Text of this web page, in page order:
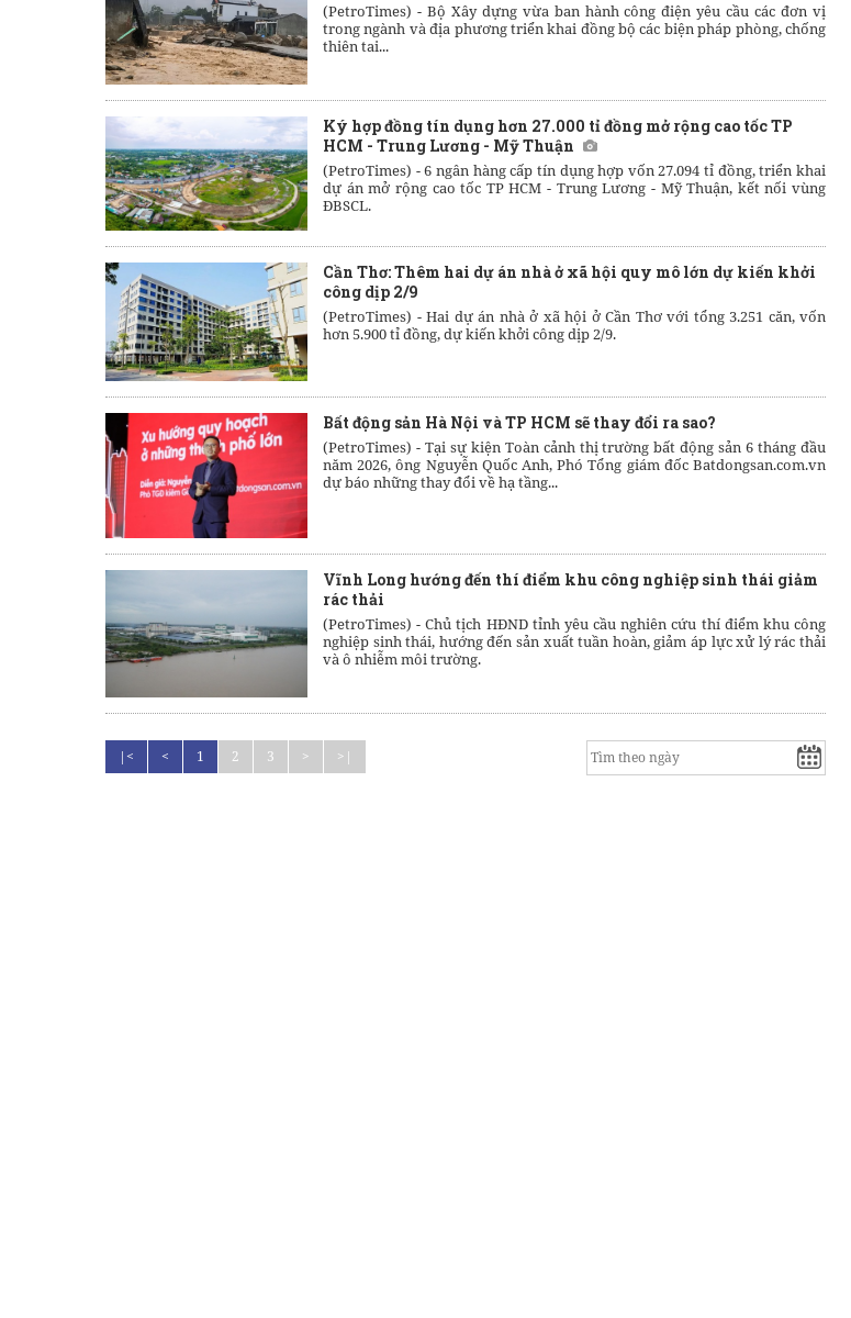
(PetroTimes) - Bộ Xây dựng vừa ban hành công điện yêu cầu các đơn vị
trong ngành và địa phương triển khai đồng bộ các biện pháp phòng, chống
thiên tai...
Ký hợp đồng tín dụng hơn 27.000 tỉ đồng mở rộng cao tốc TP
HCM - Trung Lương - Mỹ Thuận
(PetroTimes) -6 ngân hàng cấp tín dụng hợp vốn 27.094 tỉ đồng, triển khai
dự án mở rộng cao tốc TP HCM - Trung Lương - Mỹ Thuận, kết nối vùng
ĐBSCL.
Cần Thơ: Thêm hai dự án nhà ở xã hội quy mô lớn dự kiến khởi
công dịp 2/9
(PetroTimes) - Hai dự án nhà ở xã hội ở Cần Thơ với tổng 3.251 căn, vốn
hơn 5.900 tỉ đồng, dự kiến khởi công dịp 2/9.
Bất động sản Hà Nội và TP HCM sẽ thay đổi ra sao?
(PetroTimes) - Tại sự kiện Toàn cảnh thị trường bất động sản 6 tháng đầu
năm 2026, ông Nguyễn Quốc Anh, Phó Tổng giám đốc Batdongsan.com.vn
dự báo những thay đổi về hạ tầng...
Vĩnh Long hướng đến thí điểm khu công nghiệp sinh thái giảm
rác thải
(PetroTimes) -Chủ tịch HĐND tỉnh yêu cầu nghiên cứu thí điểm khu công
nghiệp sinh thái, hướng đến sản xuất tuần hoàn, giảm áp lực xử lý rác thải
và ô nhiễm môi trường.
|< < 1 2 3 > >|